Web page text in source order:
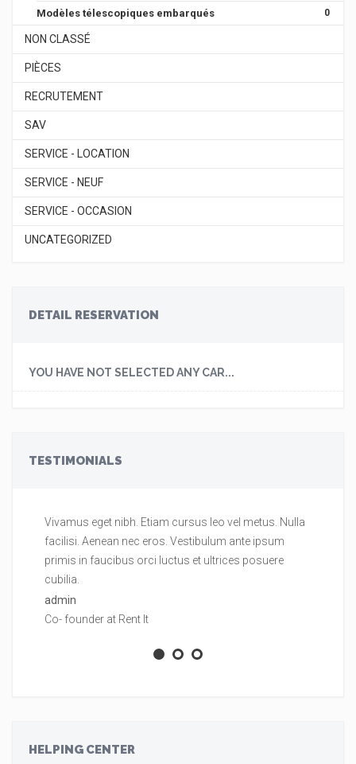
Modèles télescopiques embarqués 0
NON CLASSÉ
PIÈCES
RECRUTEMENT
SAV
SERVICE - LOCATION
SERVICE - NEUF
SERVICE - OCCASION
UNCATEGORIZED
DETAIL RESERVATION
YOU HAVE NOT SELECTED ANY CAR...
TESTIMONIALS
Vivamus eget nibh. Etiam cursus leo vel metus. Nulla
facilisi. Aenean nec eros. Vestibulum ante ipsum
primis in faucibus orci luctus et ultrices posuere
cubilia.
admin
Co- founder at Rent It
HELPING CENTER